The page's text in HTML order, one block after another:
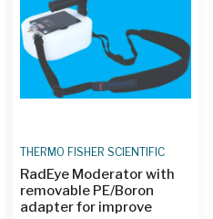
THERMO FISHER SCIENTIFIC
RadEye Moderator with
removable PE/Boron
adapter for improve